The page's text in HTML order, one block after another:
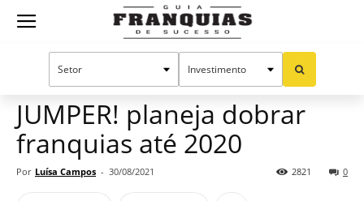
Guia
Mercado de franquias
JUMPER! planeja dobrar
franquias até 2020
Por Luísa Campos - 30/08/2021 0
2821